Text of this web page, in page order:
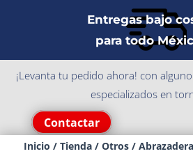
Entregas bajo
para todo
¡Levanta tu pedido ahora! con
especializados en
Contactar
Inicio / Tienda/ Otros/